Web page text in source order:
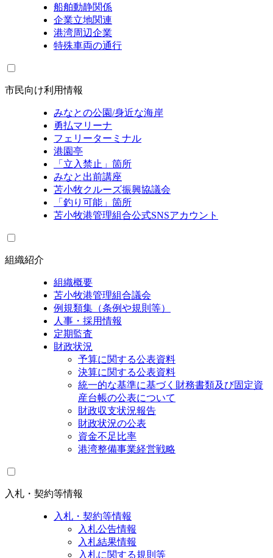
船舶動静関係
企業立地関連
港湾周辺企業
特殊車両の通行
市民向け利用情報
みなとの公園/身近な海岸
勇払マリーナ
フェリーターミナル
港園亭
「立入禁止」箇所
みなと出前講座
苫小牧クルーズ振興協議会
「釣り可能」箇所
苫小牧港管理組合公式SNSアカウント
組織紹介
組織概要
苫小牧港管理組合議会
例規類集（条例や規則等）
人事・採用情報
定期監査
財政状況
予算に関する公表資料
決算に関する公表資料
統一的な基準に基づく財務書類及び固定資
産台帳の公表について
財政収支状況報告
財政状況の公表
資金不足比率
港湾整備事業経営戦略
入札・契約等情報
入札・契約等情報
入札公告情報
入札結果情報
入札に関する規則等